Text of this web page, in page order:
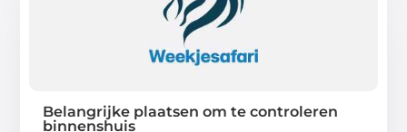
Belangrijke plaatsen om te controleren
binnenshuis